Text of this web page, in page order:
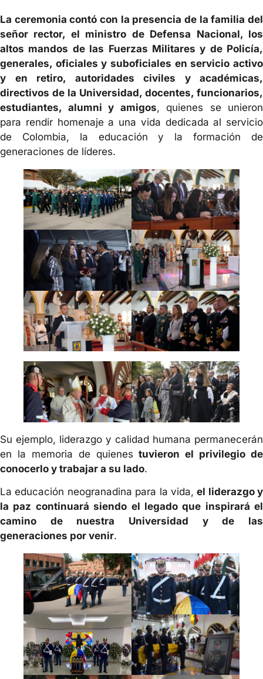
La ceremonia contó con la presencia de la familia del
señor rector, el ministro de Defensa Nacional, los
altos mandos de las Fuerzas Militares y de Policía,
generales, oficiales y suboficiales en servicio activo
y en retiro, autoridades civiles y académicas,
directivos de la Universidad, docentes, funcionarios,
estudiantes, alumni y amigos, quienes se unieron
para rendir homenaje a una vida dedicada al servicio
de Colombia, la educación y la formación de
generaciones de líderes.
Su ejemplo, liderazgo y calidad humana permanecerán
en la memoria de quienestuvieron el privilegio de
conocerlo y trabajar a su lado.
La educación neogranadina para la vida,el liderazgo y
la paz continuará siendo el legado que inspirará el
camino de nuestra Universidad y de las
generaciones por venir.